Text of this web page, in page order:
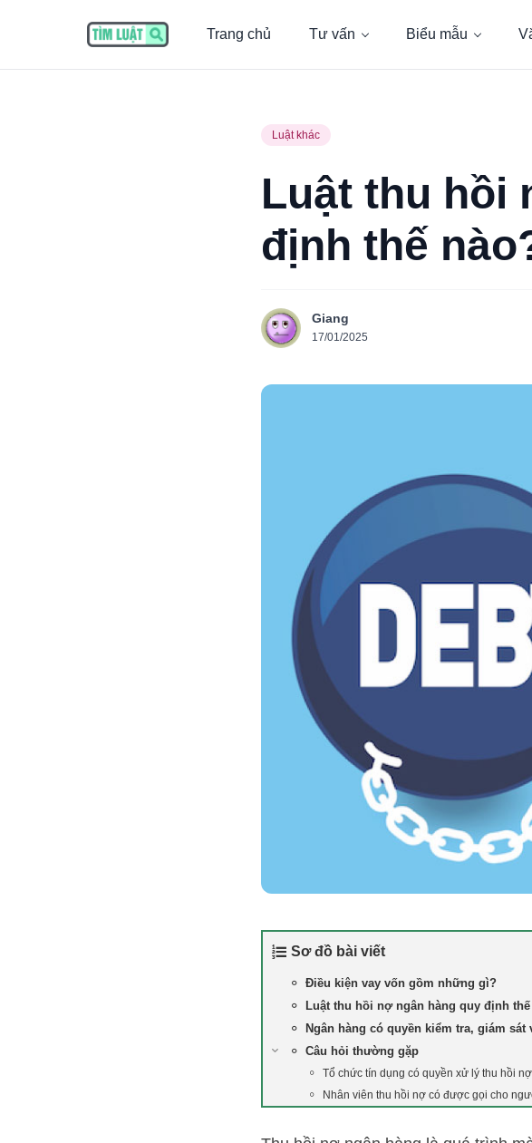
Trang chủ Tư vấn Biểu mẫu
Luật khác
Luật thu hồi
định thế
Giang
17/01/2025
Sơ đồ bài viết
Điều kiện vay vốn gồm những gì?
Luật thu hồi nợ ngân hàng quy định thế
Ngân hàng có quyền kiểm tra, giám
Câu hỏi thường gặp
Tổ chức tín dụng có quyền xử lý thu hồi
Nhân viên thu hồi nợ có được gọi cho